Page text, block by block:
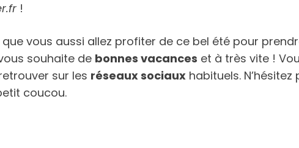
!
que vous aussi allez profiter de ce bel été pour
souhaite de bonnes vacances et à très vite !
sur les réseaux sociaux habituels. N’hésitez
coucou.